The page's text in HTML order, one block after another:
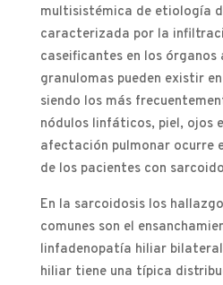
multisistémica de etiología
caracterizada por la
caseificantes en los
granulomas pueden existir
siendo los más
nódulos linfáticos, piel, ojos
afectación pulmonar ocurre
de los pacientes con
En la sarcoidosis los
comunes son el
linfadenopatía hiliar
hiliar tiene una típica